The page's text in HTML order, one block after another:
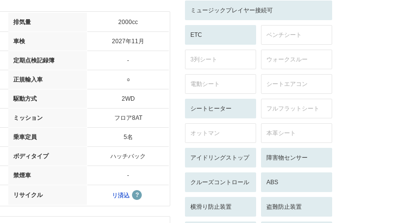
排気量 2000cc
車検 2027年11月
定期点検記録簿 -
正規輸入車 ○
駆動方式 2WD
ミッション フロア8AT
乗車定員 5名
ボディタイプ ハッチバック
禁煙車 -
リサイクル リ済込
ミュージックプレイヤー接続可
ETC ベンチシート
3列シート ウォークスルー
電動シート シートエアコン
シートヒーター フルフラットシート
オットマン 本革シート
アイドリングストップ 障害物センサー
クルーズコントロール ABS
横滑り防止装置 盗難防止装置